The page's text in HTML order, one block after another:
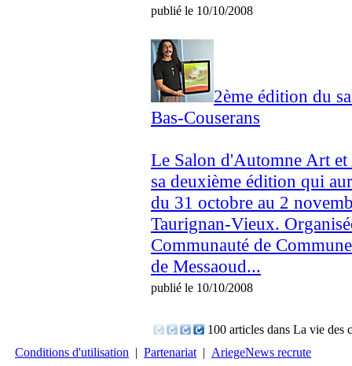
publié le 10/10/2008
2ème édition du
Bas-Couserans
Le Salon d'Automne Art et
sa deuxième édition qui
du 31 octobre au 2
Taurignan-Vieux.
Communauté de
de Messaoud...
publié le 10/10/2008
100 articles dans La vie des
Conditions d'utilisation | Partenariat | AriegeNews recrute